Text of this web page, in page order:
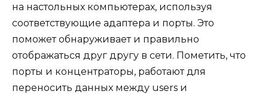
на настольных компьютерах, используя
соответствующие адаптера и порты. Это
поможет обнаруживает и правильно
отображаться друг другу в сети. Пометить, что
порты и концентраторы, работают для
переносить данных между users и